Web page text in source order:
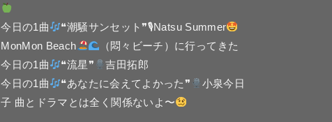
今日の1曲
❝潮騒サンセット❞🎙Natsu Summer
MonMon Beach
（悶々ビーチ）に行ってきた
今日の1曲
❝流星❞
吉田拓郎
今日の1曲
❝あなたに会えてよかった❞
小泉今日
子 曲とドラマとは全く関係ないよ〜